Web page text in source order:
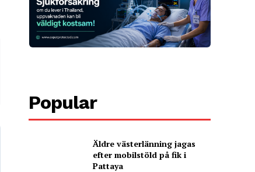
Popular
Äldre västerlänning jagas
efter mobilstöld på fik i
Pattaya